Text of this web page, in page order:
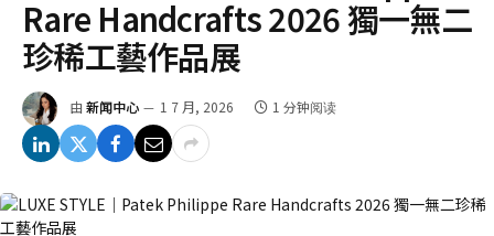
Rare Handcrafts 2026 獨一無二
珍稀工藝作品展
由 新闻中心 1 7 月, 2026 1 分钟阅读